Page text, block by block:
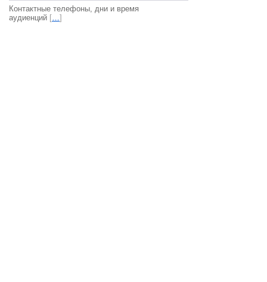
Контактные телефоны, дни и время
аудиенций […]